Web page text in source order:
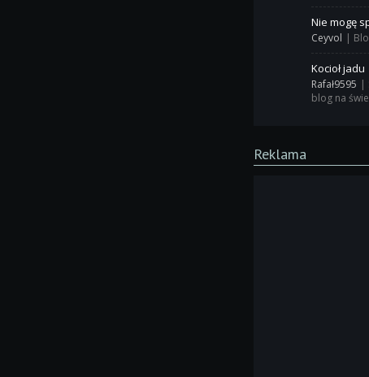
Nie mogę
Ceyvol |
Kocioł jadu
Rafał9595 |
blog na
Reklama